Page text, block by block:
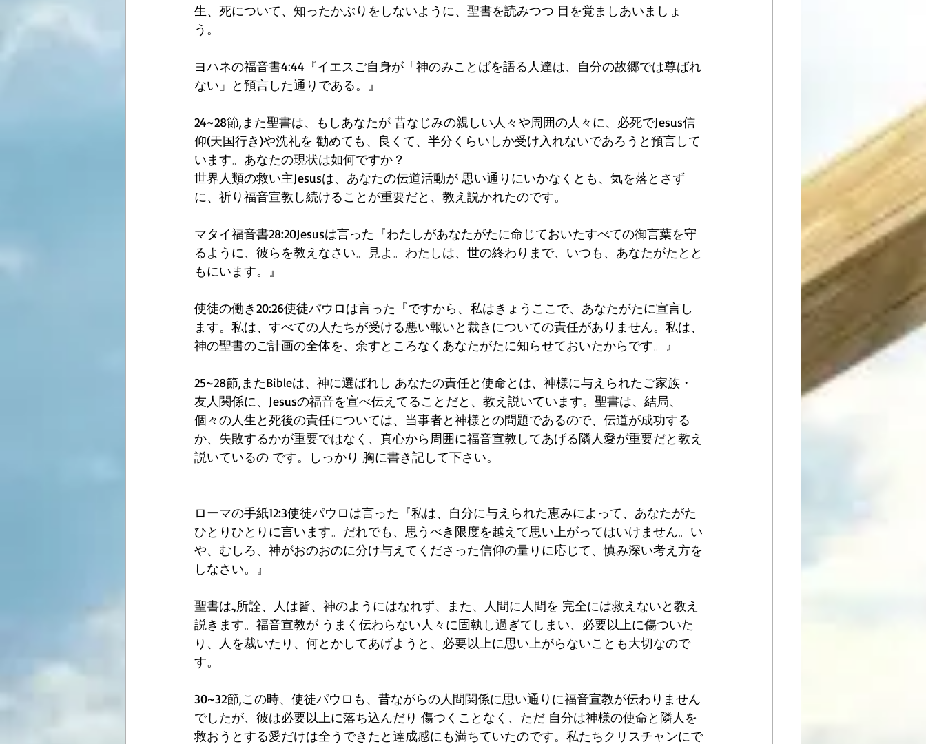
生、死について、知ったかぶりをしないように、聖書を読みつつ 目を覚ましあいましょ
う。
ヨハネの福音書4:44『イエスご自身が「神のみことばを語る人達は、自分の故郷では尊ばれ
ない」と預言した通りである。』
24~28節,また聖書は、もしあなたが 昔なじみの親しい人々や周囲の人々に、必死でJesus信
仰(天国行き)や洗礼を 勧めても、良くて、半分くらいしか受け入れないであろうと預言して
います。あなたの現状は如何ですか？
世界人類の救い主Jesusは、あなたの伝道活動が 思い通りにいかなくとも、気を落とさず
に、祈り福音宣教し続けることが重要だと、教え説かれたのです。
マタイ福音書28:20Jesusは言った『わたしがあなたがたに命じておいたすべての御言葉を守
るように、彼らを教えなさい。見よ。わたしは、世の終わりまで、いつも、あなたがたとと
もにいます。』
使徒の働き20:26使徒パウロは言った『ですから、私はきょうここで、あなたがたに宣言し
ます。私は、すべての人たちが受ける悪い報いと裁きについての責任がありません。私は、
神の聖書のご計画の全体を、余すところなくあなたがたに知らせておいたからです。』
25~28節,またBibleは、神に選ばれし あなたの責任と使命とは、神様に与えられたご家族・
友人関係に、Jesusの福音を宣べ伝えてることだと、教え説いています。聖書は、結局、
個々の人生と死後の責任については、当事者と神様との問題であるので、伝道が成功する
か、失敗するかが重要ではなく、真心から周囲に福音宣教してあげる隣人愛が重要だと教え
説いているの です。しっかり 胸に書き記して下さい。
ローマの手紙12:3使徒パウロは言った『私は、自分に与えられた恵みによって、あなたがた
ひとりひとりに言います。だれでも、思うべき限度を越えて思い上がってはいけません。い
や、むしろ、神がおのおのに分け与えてくださった信仰の量りに応じて、慎み深い考え方を
しなさい。』
聖書は.,所詮、人は皆、神のようにはなれず、また、人間に人間を 完全には救えないと教え
説きます。福音宣教が うまく伝わらない人々に固執し過ぎてしまい、必要以上に傷ついた
り、人を裁いたり、何とかしてあげようと、必要以上に思い上がらないことも大切なので
す。
30~32節,この時、使徒パウロも、昔ながらの人間関係に思い通りに福音宣教が伝わりません
でしたが、彼は必要以上に落ち込んだり 傷つくことなく、ただ 自分は神様の使命と隣人を
救おうとする愛だけは全うできたと達成感にも満ちていたのです。私たちクリスチャンにで